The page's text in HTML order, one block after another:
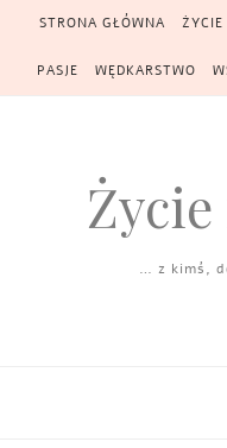
Skip to content
STRONA GŁÓWNA ŻYCIE
PASJE WĘDKARSTWO
… z kimś,